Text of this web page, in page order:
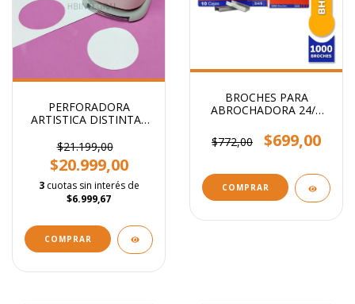
PERFORADORA
ARTISTICA DISTINTAS
$21.199,00
$20.999,00
3 cuotas sin interés de
$6.999,67
COMPRAR
BROCHES PARA
ABROCHADORA 24/6
$772,00
$699,00
COMPRAR